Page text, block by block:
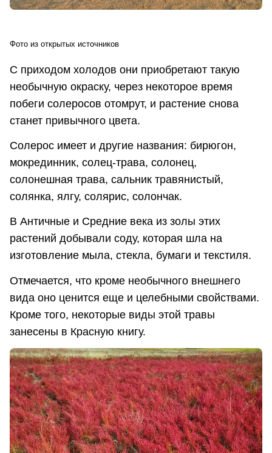
Фото из открытых источников
С приходом холодов они приобретают такую
необычную окраску, через некоторое время
побеги солеросов отомрут, и растение снова
станет привычного цвета.
Солерос имеет и другие названия: бирюгон,
мокрединник, солец-трава, солонец,
солонешная трава, сальник травянистый,
солянка, ялгу, солярис, солончак.
В Античные и Средние века из золы этих
растений добывали соду, которая шла на
изготовление мыла, стекла, бумаги и текстиля.
Отмечается, что кроме необычного внешнего
вида оно ценится еще и целебными свойствами.
Кроме того, некоторые виды этой травы
занесены в Красную книгу.